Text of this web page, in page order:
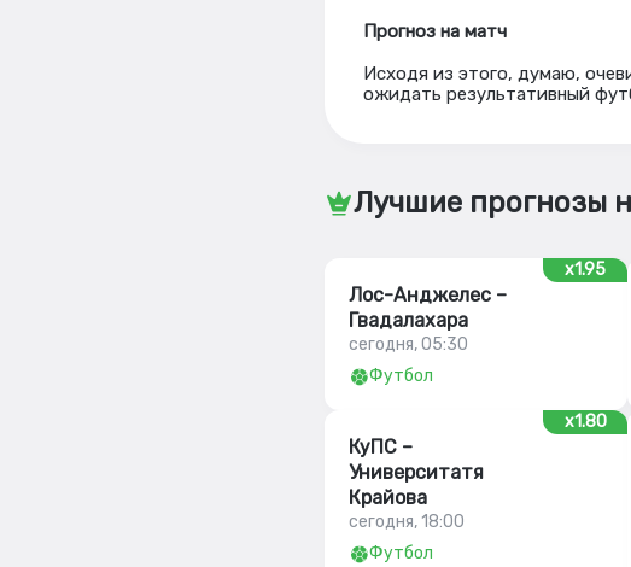
Прогноз на матч
Исходя из этого, думаю,
ожидать результативный
Лучшие прогнозы
x1.95
Лос-Анджелес –
Гвадалахара
сегодня, 05:30
Футбол
x1.80
КуПС –
Университатя
Крайова
сегодня, 18:00
Футбол